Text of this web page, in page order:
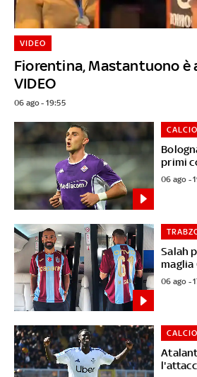
Fiorentina, Mastantuono
VIDEO
VIDEO
06 ago - 19:55
primi
06 ago -
Salah
maglia
06 ago -